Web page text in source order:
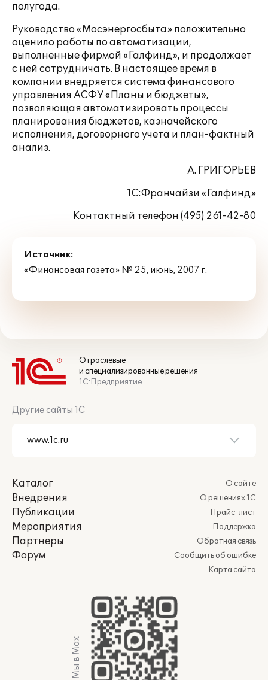
полугода.
Руководство «Мосэнергосбыта» положительно
оценило работы по автоматизации,
выполненные фирмой «Галфинд», и продолжает
с ней сотрудничать. В настоящее время в
компании внедряется система финансового
управления АСФУ «Планы и бюджеты»,
позволяющая автоматизировать процессы
планирования бюджетов, казначейского
исполнения, договорного учета и план-фактный
анализ.
А. ГРИГОРЬЕВ
1С:Франчайзи «Галфинд»
Контактный телефон (495) 261-42-80
Источник:
«Финансовая газета» № 25, июнь, 2007 г.
Отраслевые
и специализированные решения
1С:Предприятие
Другие сайты 1С
Каталог
Внедрения
Публикации
Мероприятия
Партнеры
Форум
О сайте
О решениях 1С
Прайс-лист
Поддержка
Обратная связь
Сообщить об ошибке
Карта сайта
Мы в Max